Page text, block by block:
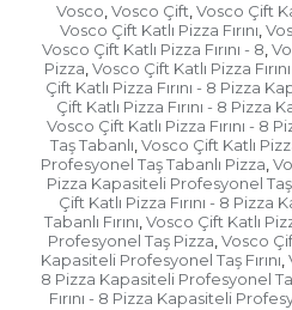
Vosco, Vosco Çift, Vosco Çift
Vosco Çift Katlı Pizza Fırını,
Vosco Çift Katlı Pizza Fırını - 8,
Pizza, Vosco Çift Katlı Pizza
Çift Katlı Pizza Fırını - 8 Pizza
Çift Katlı Pizza Fırını - 8
Vosco Çift Katlı Pizza Fırını - 8
Taş Tabanlı, Vosco Çift Katlı
Profesyonel Taş Tabanlı Pizza,
Pizza Kapasiteli Profesyonel Taş
Çift Katlı Pizza Fırını - 8
Tabanlı Fırını, Vosco Çift Katlı
Profesyonel Taş Pizza, Vosco
Kapasiteli Profesyonel Taş Fırını,
8 Pizza Kapasiteli Profesyonel
Fırını - 8 Pizza Kapasiteli